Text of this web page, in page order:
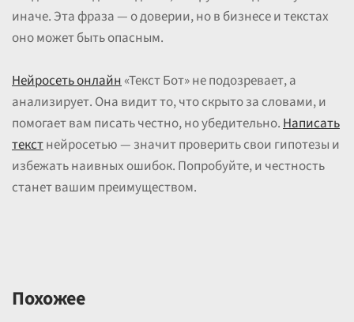
иначе. Эта фраза — о доверии, но в бизнесе и текстах
оно может быть опасным.
Нейросеть онлайн«Текст Бот» не подозревает, а
анализирует. Она видит то, что скрыто за словами, и
помогает вам писать честно, но убедительно.Написать
текстнейросетью — значит проверить свои гипотезы и
избежать наивных ошибок. Попробуйте, и честность
станет вашим преимуществом.
Похожее